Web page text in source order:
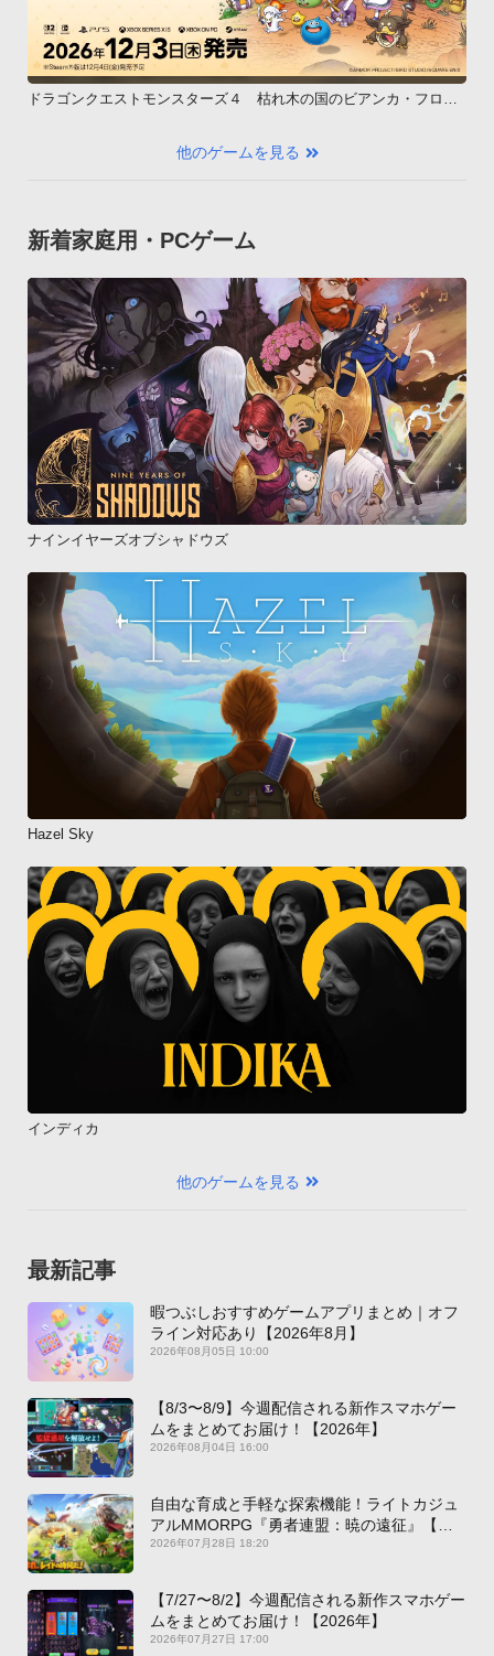
ドラゴンクエストモンスターズ４ 枯れ木の国のビアンカ・フロー
他のゲームを見る
新着家庭用・PCゲーム
ナインイヤーズオブシャドウズ
Hazel Sky
インディカ
他のゲームを見る
最新記事
暇つぶしおすすめゲームアプリまとめ｜オフ
ライン対応あり【2026年8月】
2026年08月05日 10:00
【8/3〜8/9】今週配信される新作スマホゲー
ムをまとめてお届け！【2026年】
2026年08月04日 16:00
自由な育成と手軽な探索機能！ライトカジュ
アルMMORPG『勇者連盟：暁の遠征』【最
新作PICKUP】
2026年07月28日 18:20
【7/27〜8/2】今週配信される新作スマホゲー
ムをまとめてお届け！【2026年】
2026年07月27日 17:00